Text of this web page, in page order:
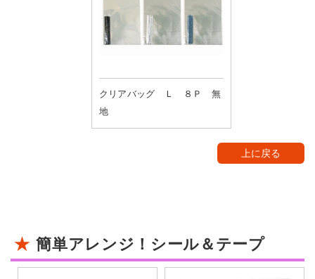
クリアバッグ Ｌ ８Ｐ 無
地
上に戻る
簡単アレンジ！シール＆テープ